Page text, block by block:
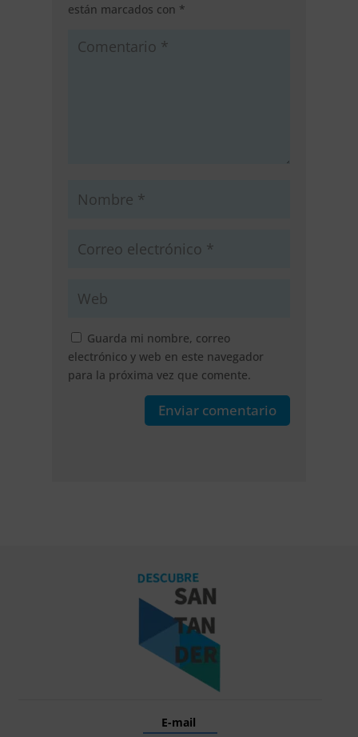
están marcados con *
Guarda mi nombre, correo
electrónico y web en este navegador
para la próxima vez que comente.
Enviar comentario
E-mail